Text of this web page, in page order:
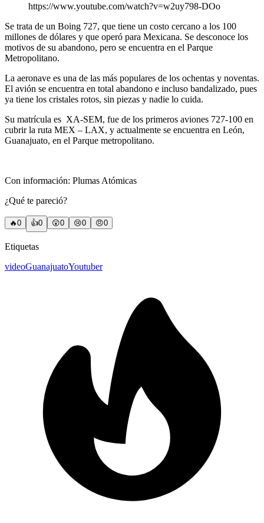
https://www.youtube.com/watch?v=w2uy798-DOo
Se trata de un Boing 727, que tiene un costo cercano a los 100
millones de dólares y que operó para Mexicana. Se desconoce los
motivos de su abandono, pero se encuentra en el Parque
Metropolitano.
La aeronave es una de las más populares de los ochentas y noventas.
El avión se encuentra en total abandono e incluso bandalizado, pues
ya tiene los cristales rotos, sin piezas y nadie lo cuida.
Su matrícula es XA-SEM, fue de los primeros aviones 727-100 en
cubrir la ruta MEX – LAX, y actualmente se encuentra en León,
Guanajuato, en el Parque metropolitano.
Con información: Plumas Atómicas
¿Qué te pareció?
🔥0 👍0 😲0 😢0 😠0
Etiquetas
videoGuanajuatoYoutuber